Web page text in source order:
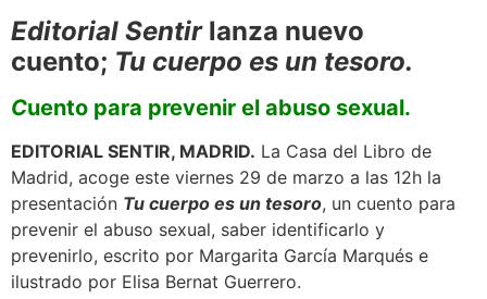
Editorial Sentirlanza nuevo
cuento; Tu cuerpo es un tesoro.
Cuento para prevenir el abuso sexual.
EDITORIAL SENTIR, MADRID. La Casa del Libro de
Madrid, acoge este viernes 29 de marzo a las 12h la
presentación Tu cuerpo es un tesoro, un cuento para
prevenir el abuso sexual, saber identificarlo y
prevenirlo, escrito por Margarita García Marqués e
ilustrado por Elisa Bernat Guerrero.